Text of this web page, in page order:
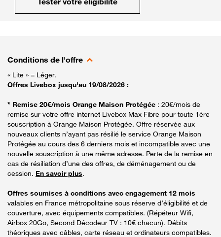
Conditions de l'offre
« Lite » = Léger.
Offres Livebox jusqu'au 19/08/2026 :
* Remise 20€/mois Orange Maison Protégée : 20€/mois de
remise sur votre offre internet Livebox Max Fibre pour toute 1ère
souscription à Orange Maison Protégée. Offre réservée aux
nouveaux clients n’ayant pas résilié le service Orange Maison
Protégée au cours des 6 derniers mois et incompatible avec une
nouvelle souscription à une même adresse. Perte de la remise en
cas de résiliation d’une des offres, de déménagement ou de
cession. En savoir plus.
Offres soumises à conditions avec engagement 12 mois
valables en France métropolitaine sous réserve d’éligibilité et de
couverture, avec équipements compatibles. (Répéteur Wifi,
Airbox 20Go, Second Décodeur TV : 10€ chacun). Débits
théoriques avec câbles, carte réseau et ordinateurs compatibles.